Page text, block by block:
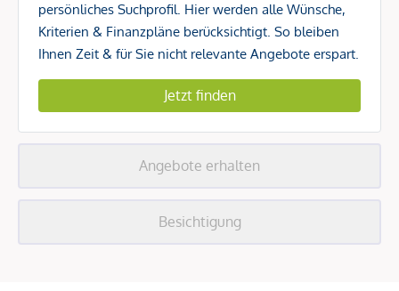
persönliches Suchprofil. Hier werden alle Wünsche,
Kriterien & Finanzpläne berücksichtigt. So bleiben
Ihnen Zeit & für Sie nicht relevante Angebote erspart.
Jetzt finden
Angebote erhalten
Besichtigung